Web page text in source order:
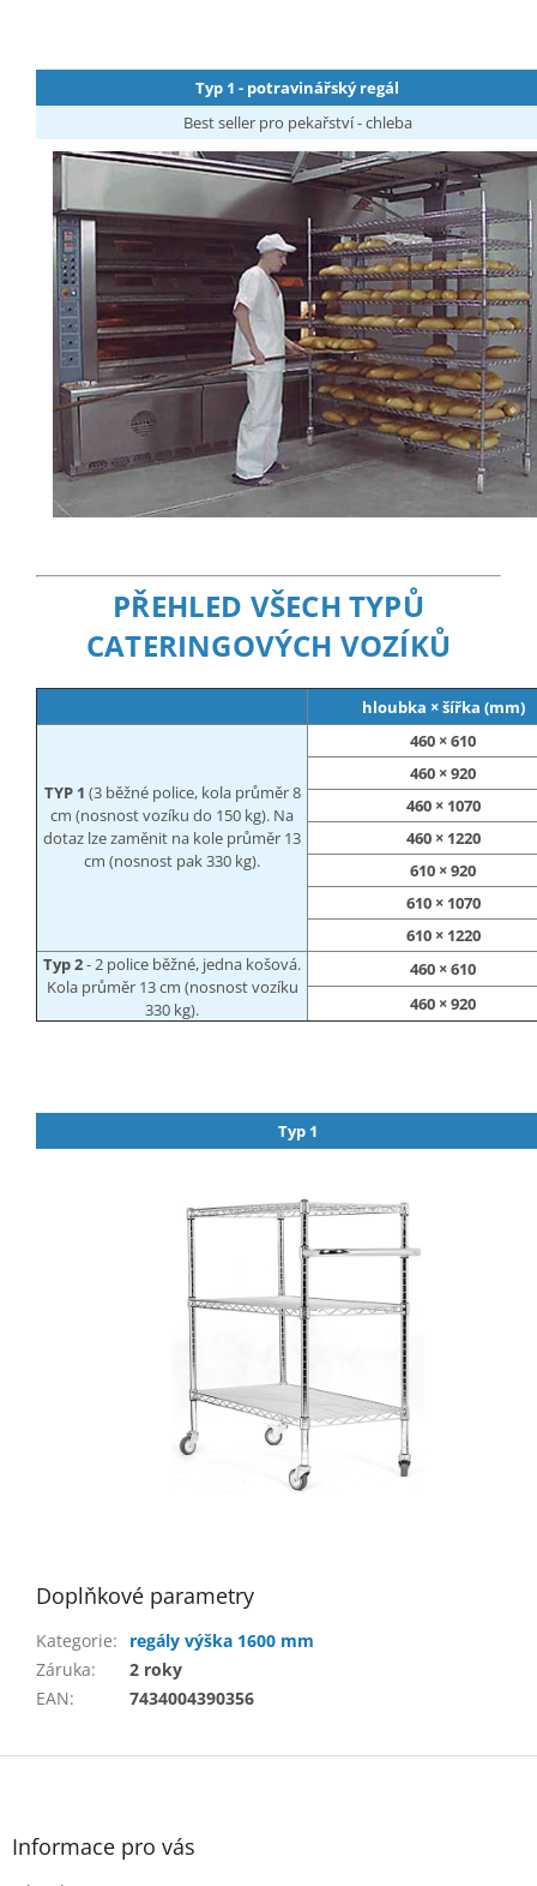
Typ 1 - potravinářský regál
Best seller pro pekařství - chleba
PŘEHLED VŠECH TYPŮ
CATERINGOVÝCH VOZÍKŮ
hloubka × šířka (mm)
TYP 1 (3 běžné police, kola průměr 8
cm (nosnost vozíku do 150 kg). Na
dotaz lze zaměnit na kole průměr 13
cm (nosnost pak 330 kg).
460 × 610
460 × 920
460 × 1070
460 × 1220
610 × 920
610 × 1070
610 × 1220
Typ 2- 2 police běžné, jedna košová.
Kola průměr 13 cm (nosnost vozíku
330 kg).
460 × 610
460 × 920
Typ 1
Doplňkové parametry
Kategorie:
regály výška 1600 mm
Záruka:
2 roky
EAN: 7434004390356
Z
Informace pro vás